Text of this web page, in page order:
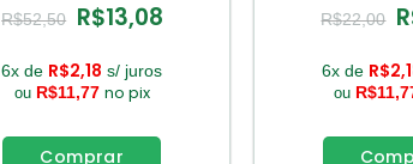
R$52,50
O
preço
era:
R$52,50.
R$13,08O
R$13,08.
6x de R$2,18 s/ juros
ou R$11,77 no pix
Comprar
R$22,00 O
6x de R$
ou R$